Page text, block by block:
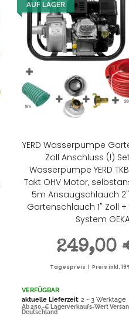
AUF LAGER
YERD Wasserpumpe
Zoll Anschluss (!)
Wasserpumpe YERD
Takt OHV Motor,
5m Ansaugschlauch
Gartenschlauch 1" Zoll
System
249,00
Tagespreis | Preis inkl.
VERFÜGBAR
aktuelle Lieferzeit: 2 - 3 Werktage
Ab 250,-€ Lagerverkaufs-Wert
Deutschland